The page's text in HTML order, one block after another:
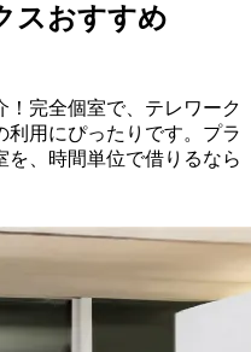
スおすすめ
完全個室で、テレワーク
用にぴったりです。プラ
、時間単位で借りるなら